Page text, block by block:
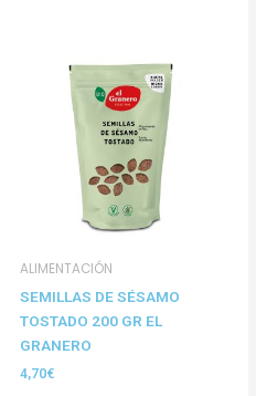
ALIMENTACIÓN
SEMILLAS DE SÉSAMO
TOSTADO 200 GR EL
GRANERO
4,70€